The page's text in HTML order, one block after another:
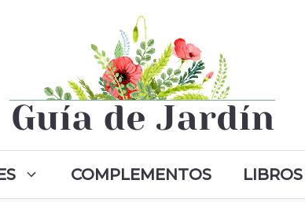
COMPLEMENTOS LIBROS